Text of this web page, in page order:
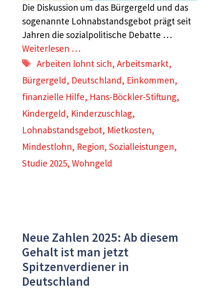
Die Diskussion um das Bürgergeld und das
sogenannte Lohnabstandsgebot prägt seit
Jahren die sozialpolitische Debatte …
Weiterlesen …
Schlagwörter
Arbeiten lohnt sich,Arbeitsmarkt,
Bürgergeld, Deutschland, Einkommen,
finanzielle Hilfe, Hans-Böckler-Stiftung,
Kindergeld, Kinderzuschlag,
Lohnabstandsgebot, Mietkosten,
Mindestlohn, Region, Sozialleistungen,
Studie 2025, Wohngeld
Neue Zahlen 2025: Ab diesem
Gehalt ist man jetzt
Spitzenverdiener in
Deutschland